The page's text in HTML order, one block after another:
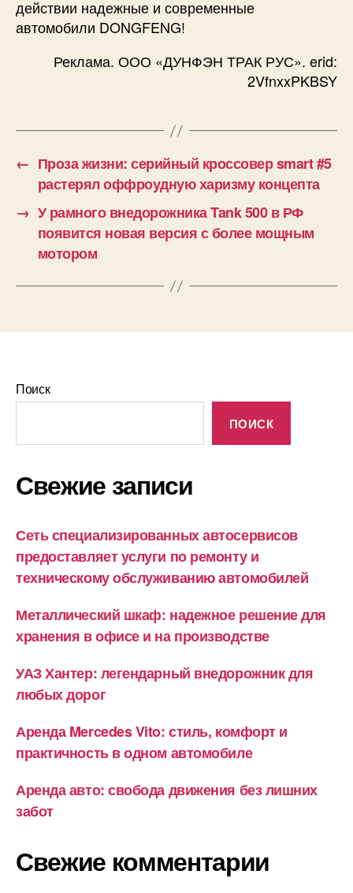
действии надежные и современные
автомобили DONGFENG!
Реклама. ООО «ДУНФЭН ТРАК РУС». erid:
2VfnxxPKBSY
← Проза жизни: серийный кроссовер smart #5
растерял оффроудную харизму концепта
→ У рамного внедорожника Tank 500 в РФ
появится новая версия с более мощным
мотором
Поиск
ПОИСК
Свежие записи
Сеть специализированных автосервисов
предоставляет услуги по ремонту и
техническому обслуживанию автомобилей
Металлический шкаф: надежное решение для
хранения в офисе и на производстве
УАЗ Хантер: легендарный внедорожник для
любых дорог
Аренда Mercedes Vito: стиль, комфорт и
практичность в одном автомобиле
Аренда авто: свобода движения без лишних
забот
Свежие комментарии